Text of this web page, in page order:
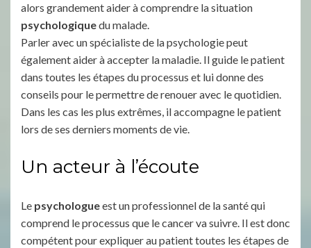
alors grandement aider à comprendre la situation
psychologiquedu malade.
Parler avec un spécialiste de la psychologie peut
également aider à accepter la maladie. Il guide le patient
dans toutes les étapes du processus et lui donne des
conseils pour le permettre de renouer avec le quotidien.
Dans les cas les plus extrêmes, il accompagne le patient
lors de ses derniers moments de vie.
Un acteur à l’écoute
Le psychologueest un professionnel de la santé qui
comprend le processus que le cancer va suivre. Il est donc
compétent pour expliquer au patient toutes les étapes de